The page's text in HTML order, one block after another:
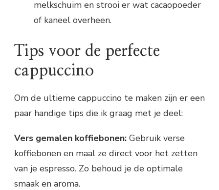
melkschuim en strooi er wat cacaopoeder
of kaneel overheen.
Tips voor de perfecte
cappuccino
Om de ultieme cappuccino te maken zijn er een
paar handige tips die ik graag met je deel:
Vers gemalen koffiebonen: Gebruik verse
koffiebonen en maal ze direct voor het zetten
van je espresso. Zo behoud je de optimale
smaak en aroma.